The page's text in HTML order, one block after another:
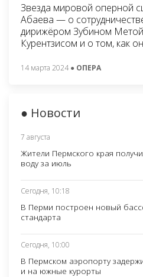
Звезда мировой оперной
Абаева — о
дирижёром Зубином
Курентзисом и о том, как
14 марта 2024● ОПЕРА
● Новости
7 августа
Жители Пермского края
воду за июль
Сегодня, 10:18
В Перми построен новый
стандарта
Сегодня, 10:00
В Пермском аэропорту
и на южные курорты